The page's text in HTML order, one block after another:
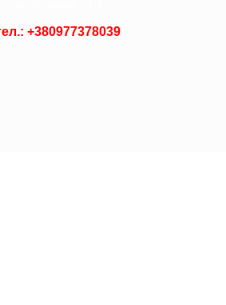
+380977378039